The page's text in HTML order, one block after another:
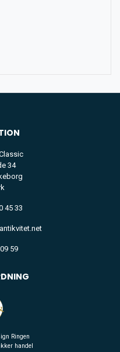
34
45 33
59
Ringen
handel